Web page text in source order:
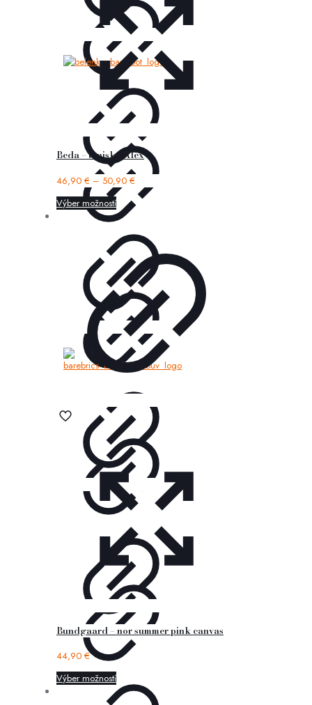
Beda – tenisky Alex
46,90 € – 50,90 €
Výber možností
Bundgaard – nor summer pink canvas
44,90 €
Výber možností